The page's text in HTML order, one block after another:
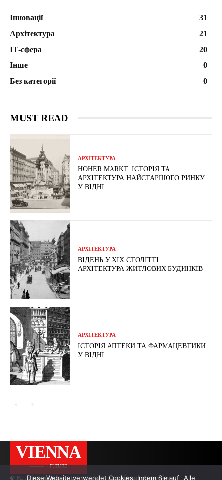
Інновації
31
Архітектура
21
ІТ-сфера
20
Інше
0
Без категорії
0
MUST READ
АРХІТЕКТУРА
HOHER MARKT: ІСТОРІЯ ТА
АРХІТЕКТУРА НАЙСТАРШОГО РИНКУ
У ВІДНІ
АРХІТЕКТУРА
ВІДЕНЬ У ХІХ СТОЛІТТІ:
АРХІТЕКТУРА ЖИТЛОВИХ БУДИНКІВ
АРХІТЕКТУРА
ІСТОРІЯ АПТЕКИ ТА ФАРМАЦЕВТИКИ
У ВІДНІ
VIENNA
———→ FUTURE
© Усі права захищено. Цитування — з активним посиланням.
Diese Website verwendet Cookies. Indem Sie auf „Alle